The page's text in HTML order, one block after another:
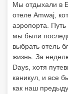
Мы отдыхали в
отеле Amwaj,
аэропорта. Путь
мы были
выбрать отель
жизнь. За
Days, хотя
каникул, и все
как наш